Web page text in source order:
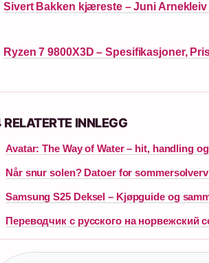
Sivert Bakken kjæreste – Juni
Ryzen 7 9800X3D – Spesifikasjoner,
RELATERTE INNLEGG
Avatar: The Way of Water – hit, handling
Når snur solen? Datoer for
Samsung S25 Deksel – Kjøpguide og
Переводчик с русского на норвежский